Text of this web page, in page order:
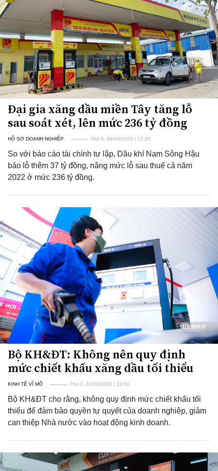
Đại gia xăng dầu miền Tây tăng lỗ
sau soát xét, lên mức 236 tỷ đồng
HỒ SƠ DOANH NGHIỆP Thứ 5, 09/03/2023 | 15:35
So với báo cáo tài chính tự lập, Dầu khí Nam Sông Hậu
báo lỗ thêm 37 tỷ đồng, nâng mức lỗ sau thuế cả năm
2022 ở mức 236 tỷ đồng.
Bộ KH&ĐT: Không nên quy định
mức chiết khấu xăng dầu tối thiểu
KINH TẾ VĨ MÔ Thứ 3, 21/02/2023 | 12:56
Bộ KH&ĐT cho rằng, không quy định mức chiết khấu tối
thiểu để đảm bảo quyền tự quyết của doanh nghiệp, giảm
can thiệp Nhà nước vào hoạt động kinh doanh.